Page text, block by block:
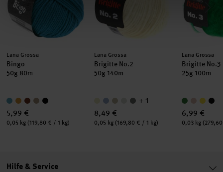
Hersteller:
Lana Grossa
Bingo
50g 80m
5,99 €
Inhalt:
0,05 kg (119,80 € / 1 kg)
Hersteller:
Lana Grossa
Brigitte No.2
50g 140m
+ 1
8,49 €
Inhalt:
0,05 kg (169,80 € / 1 kg)
Hersteller:
Lana Grossa
Brigitte No.3
25g 100m
6,99 €
Inhalt:
0,03 kg
Hilfe & Service